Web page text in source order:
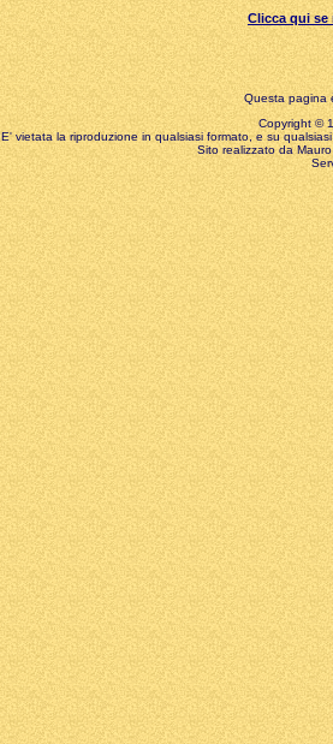
Clicca qui se
Questa pagina
Copyright ©
E' vietata la riproduzione in qualsiasi formato, e su
Sito realizzato da